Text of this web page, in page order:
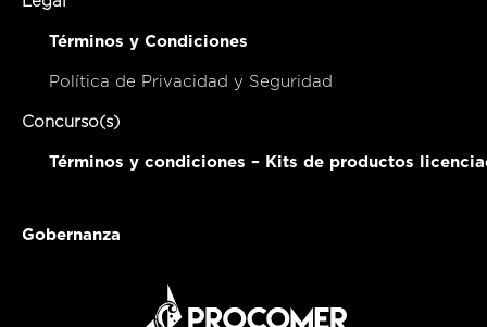
Términos y Condiciones
Política de Privacidad y Seguridad
Concurso(s)
Términos y condiciones – Kits de productos
Gobernanza